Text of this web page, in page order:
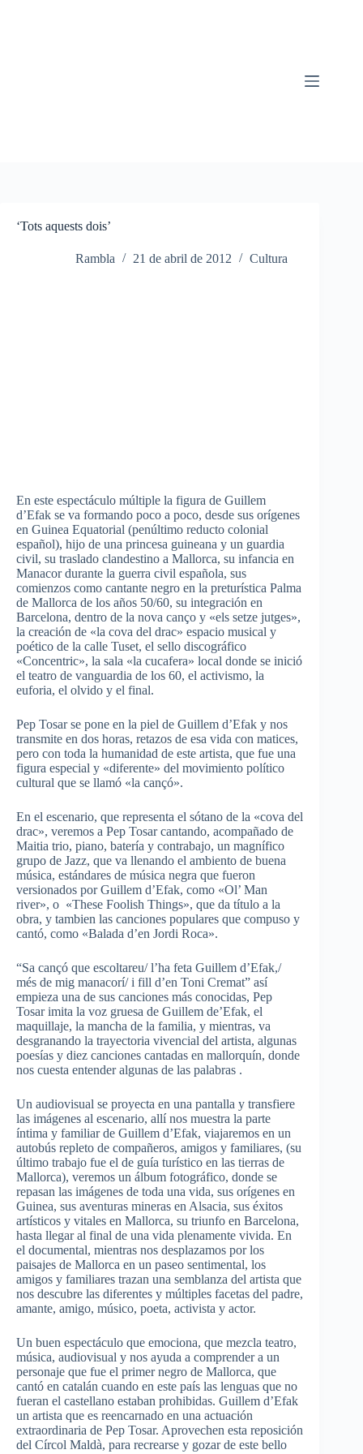
‘Tots aquests dois’
Rambla 21 de abril de 2012 Cultura
En este espectáculo múltiple la figura de Guillem
d’Efak se va formando poco a poco, desde sus orígenes
en Guinea Equatorial (penúltimo reducto colonial
español), hijo de una princesa guineana y un guardia
civil, su traslado clandestino a Mallorca, su infancia en
Manacor durante la guerra civil española, sus
comienzos como cantante negro en la preturística Palma
de Mallorca de los años 50/60, su integración en
Barcelona, dentro de la nova canço y «els setze jutges»,
la creación de «la cova del drac» espacio musical y
poético de la calle Tuset, el sello discográfico
«Concentric», la sala «la cucafera» local donde se inició
el teatro de vanguardia de los 60, el activismo, la
euforia, el olvido y el final.
Pep Tosar se pone en la piel de Guillem d’Efak y nos
transmite en dos horas, retazos de esa vida con matices,
pero con toda la humanidad de este artista, que fue una
figura especial y «diferente» del movimiento político
cultural que se llamó «la cançó».
En el escenario, que representa el sótano de la «cova del
drac», veremos a Pep Tosar cantando, acompañado de
Maitia trio, piano, batería y contrabajo, un magnífico
grupo de Jazz, que va llenando el ambiento de buena
música, estándares de música negra que fueron
versionados por Guillem d’Efak, como «Ol’ Man
river», o «These Foolish Things», que da título a la
obra, y tambien las canciones populares que compuso y
cantó, como «Balada d’en Jordi Roca».
“Sa cançó que escoltareu/ l’ha feta Guillem d’Efak,/
més de mig manacorí/ i fill d’en Toni Cremat” así
empieza una de sus canciones más conocidas, Pep
Tosar imita la voz gruesa de Guillem de’Efak, el
maquillaje, la mancha de la familia, y mientras, va
desgranando la trayectoria vivencial del artista, algunas
poesías y diez canciones cantadas en mallorquín, donde
nos cuesta entender algunas de las palabras .
Un audiovisual se proyecta en una pantalla y transfiere
las imágenes al escenario, allí nos muestra la parte
íntima y familiar de Guillem d’Efak, viajaremos en un
autobús repleto de compañeros, amigos y familiares, (su
último trabajo fue el de guía turístico en las tierras de
Mallorca), veremos un álbum fotográfico, donde se
repasan las imágenes de toda una vida, sus orígenes en
Guinea, sus aventuras mineras en Alsacia, sus éxitos
artísticos y vitales en Mallorca, su triunfo en Barcelona,
hasta llegar al final de una vida plenamente vivida. En
el documental, mientras nos desplazamos por los
paisajes de Mallorca en un paseo sentimental, los
amigos y familiares trazan una semblanza del artista que
nos descubre las diferentes y múltiples facetas del padre,
amante, amigo, músico, poeta, activista y actor.
Un buen espectáculo que emociona, que mezcla teatro,
música, audiovisual y nos ayuda a comprender a un
personaje que fue el primer negro de Mallorca, que
cantó en catalán cuando en este país las lenguas que no
fueran el castellano estaban prohibidas. Guillem d’Efak
un artista que es reencarnado en una actuación
extraordinaria de Pep Tosar. Aprovechen esta reposición
del Círcol Maldà, para recrearse y gozar de este bello